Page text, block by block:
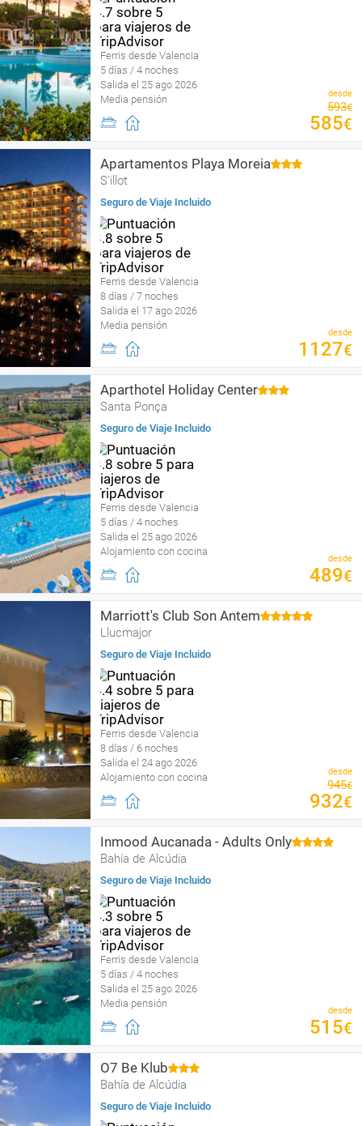
Ferris desde Valencia
5 días / 4 noches
Salida el 25 ago 2026
Media pensión
desde
593€
585€
Apartamentos Playa Moreia
S'illot
Seguro de Viaje Incluido
Ferris desde Valencia
8 días / 7 noches
Salida el 17 ago 2026
Media pensión
desde
1127€
Aparthotel Holiday Center
Santa Ponça
Seguro de Viaje Incluido
Ferris desde Valencia
5 días / 4 noches
Salida el 25 ago 2026
Alojamiento con cocina
desde
489€
Marriott's Club Son Antem
Llucmajor
Seguro de Viaje Incluido
Ferris desde Valencia
8 días / 6 noches
Salida el 24 ago 2026
Alojamiento con cocina
desde
945€
932€
Inmood Aucanada - Adults Only
Bahía de Alcúdia
Seguro de Viaje Incluido
Ferris desde Valencia
5 días / 4 noches
Salida el 25 ago 2026
Media pensión
desde
515€
O7 Be Klub
Bahía de Alcúdia
Seguro de Viaje Incluido